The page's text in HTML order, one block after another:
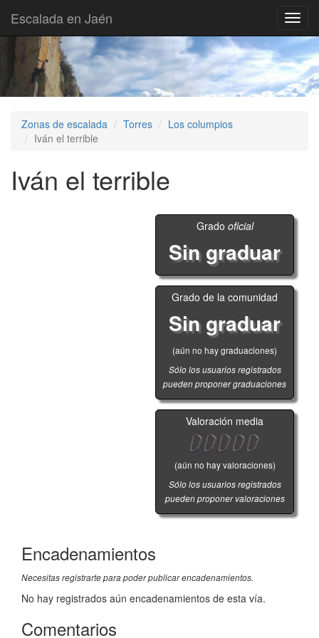
Escalada en Jaén
Zonas de escalada Torres
Los columpios
Iván el terrible
Iván el terrible
Grado oficial
Sin graduar
Grado de la comunidad
Sin graduar
(aún no hay graduaciones)
Sólo los usuarios registrados
pueden proponer graduaciones
Valoración media
(aún no hay valoraciones)
Sólo los usuarios registrados
pueden proponer valoraciones
Encadenamientos
Necesitas registrarte para poder publicar encadenamientos.
No hay registrados aún encadenamientos de esta vía.
Comentarios